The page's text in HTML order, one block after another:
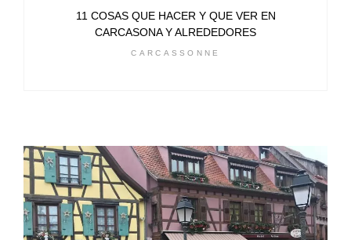
11 COSAS QUE HACER Y QUE VER EN
CARCASONA Y ALREDEDORES
CARCASSONNE